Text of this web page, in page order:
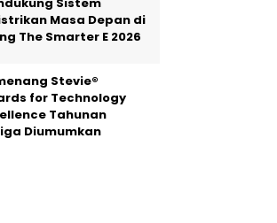
Masa Depan di
The Smarter E 2026
Stevie®
for Technology
Tahunan
Diumumkan